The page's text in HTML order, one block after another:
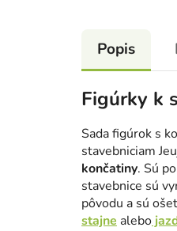
Popis
Figúrky k
Sada figúrok s
stavebniciam
končatiny. Sú
stavebnice sú
pôvodu a sú
stajne alebo